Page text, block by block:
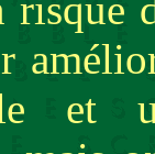
et